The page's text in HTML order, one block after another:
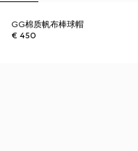
GG棉质帆布棒球帽
€ 450